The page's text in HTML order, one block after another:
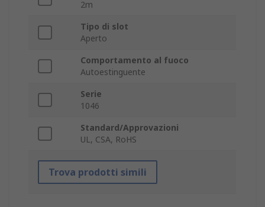
2m
Tipo di slot
Aperto
Comportamento al fuoco
Autoestinguente
Serie
1046
Standard/Approvazioni
UL, CSA, RoHS
Trova prodotti simili